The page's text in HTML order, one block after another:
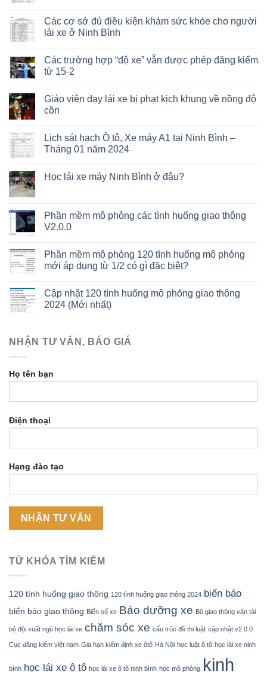
Các cơ sở đủ điều kiện khám sức khỏe cho người
lái xe ở Ninh Bình
Các trường hợp “độ xe” vẫn được phép đăng kiểm
từ 15-2
Giáo viên dạy lái xe bị phạt kịch khung về nồng độ
cồn
Lịch sát hạch Ô tô, Xe máy A1 tại Ninh Bình –
Tháng 01 năm 2024
Học lái xe máy Ninh Bình ở đâu?
Phần mềm mô phỏng các tình huống giao thông
V2.0.0
Phần mềm mô phỏng 120 tình huống mô phỏng
mới áp dụng từ 1/2 có gì đặc biệt?
Cập nhật 120 tình huống mô phỏng giao thông
2024 (Mới nhất)
NHẬN TƯ VẤN, BÁO GIÁ
Họ tên bạn
Điện thoại
Hạng đào tạo
TỪ KHÓA TÌM KIẾM
120 tình huống giao thông 120 tình huống giao thông 2024 biển báo
biển báo giao thông Biển số xe Bảo dưỡng xe Bộ giao thông vận tải
bộ đội xuất ngũ học lái xe chăm sóc xe cấu trúc đề thi luật cập nhật v2.0.0
Cục đăng kiểm việt nam Gia hạn kiểm định xe ôtô Hà Nội học luật ô tô học lái xe ninh
bình học lái xe ô tô học lái xe ô tô ninh bình học mô phỏng kinh